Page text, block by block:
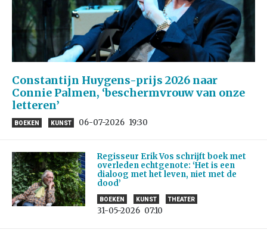
Constantijn Huygens-prijs 2026 naar
Connie Palmen, ‘beschermvrouw van onze
letteren’
BOEKEN KUNST 06-07-2026 19:30
Regisseur Erik Vos schrijft boek met
overleden echtgenote: ‘Het is een
dialoog met het leven, niet met de
dood’
BOEKEN KUNST THEATER
31-05-2026 07:10